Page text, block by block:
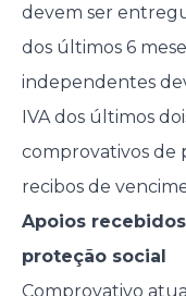
devem ser
dos últimos 6
independentes
IVA dos últimos
comprovativos de
recibos de
Apoios
proteção social
Comprovativo